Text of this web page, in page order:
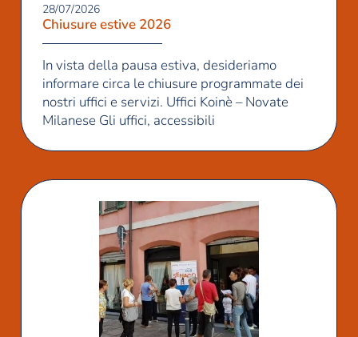
28/07/2026
Chiusure estive 2026
In vista della pausa estiva, desideriamo
informare circa le chiusure programmate dei
nostri uffici e servizi. Uffici Koinè – Novate
Milanese Gli uffici, accessibili